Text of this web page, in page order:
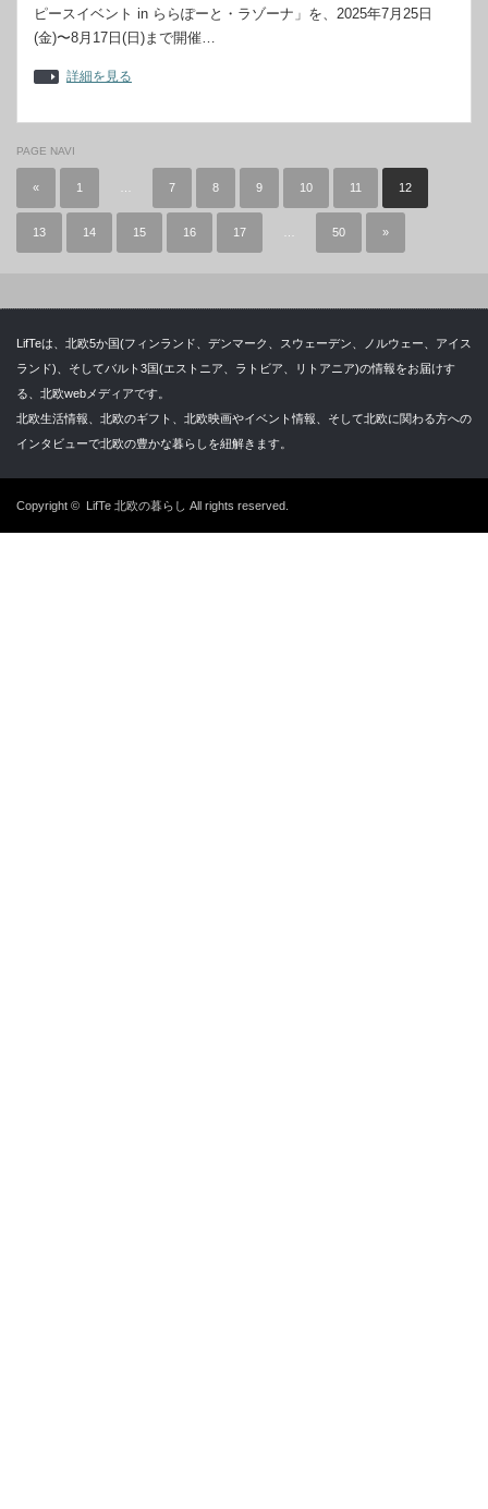
ピースイベント in ららぽーと・ラゾーナ」を、2025年7月25日
(金)〜8月17日(日)まで開催…
詳細を見る
PAGE NAVI
« 1 7 8 9 10 11 12
13 14 15 16 17 50 »
LifTeは、北欧5か国(フィンランド、デンマーク、スウェーデン、ノルウェー、アイス
ランド)、そしてバルト3国(エストニア、ラトビア、リトアニア)の情報をお届けす
る、北欧webメディアです。
北欧生活情報、北欧のギフト、北欧映画やイベント情報、そして北欧に関わる方への
インタビューで北欧の豊かな暮らしを紐解きます。
Copyright © LifTe 北欧の暮らし All rights reserved.